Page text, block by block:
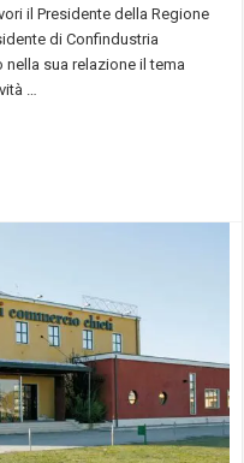
il Presidente della Regione
di Confindustria
sua relazione il tema
…